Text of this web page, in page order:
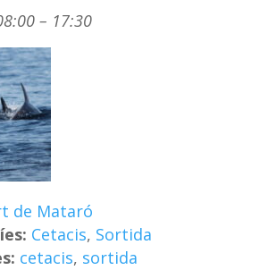
– 17:30
de Mataró
Cetacis, Sortida
cetacis, sortida